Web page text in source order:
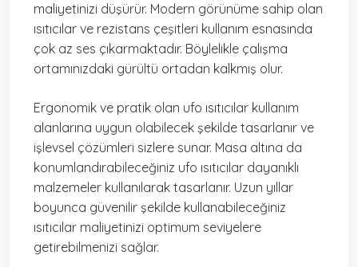
maliyetinizi düşürür. Modern görünüme sahip olan
ısıtıcılar ve rezistans çeşitleri kullanım esnasında
çok az ses çıkarmaktadır. Böylelikle çalışma
ortamınızdaki gürültü ortadan kalkmış olur.
Ergonomik ve pratik olan ufo ısıtıcılar kullanım
alanlarına uygun olabilecek şekilde tasarlanır ve
işlevsel çözümleri sizlere sunar. Masa altına da
konumlandırabileceğiniz ufo ısıtıcılar dayanıklı
malzemeler kullanılarak tasarlanır. Uzun yıllar
boyunca güvenilir şekilde kullanabileceğiniz
ısıtıcılar maliyetinizi optimum seviyelere
getirebilmenizi sağlar.